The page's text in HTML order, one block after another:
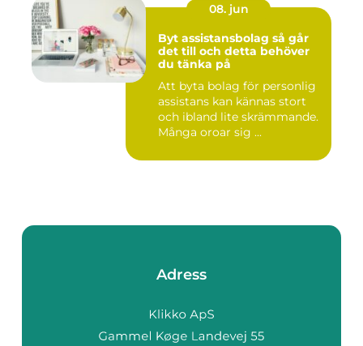
08. jun
Byt assistansbolag så går
det till och detta behöver
du tänka på
Att byta bolag för personlig
assistans kan kännas stort
och ibland lite skrämmande.
Många oroar sig ...
Adress